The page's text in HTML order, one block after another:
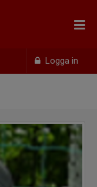
Logga in